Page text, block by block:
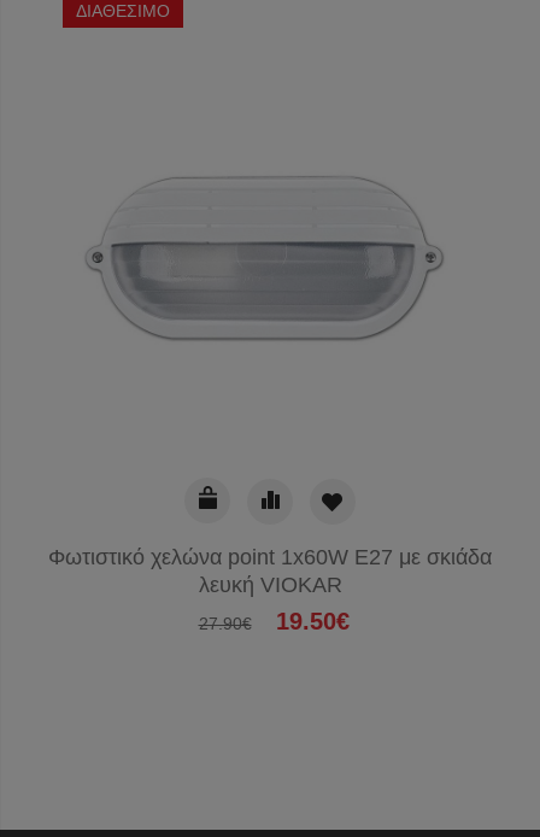
ΔΙΑΘΕΣΙΜΟ
Φωτιστικό χελώνα point 1x60W E27 με σκιάδα
λευκή VIOKAR
27.90€ 19.50€